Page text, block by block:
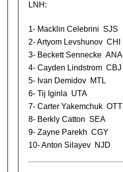
LNH:
1- Macklin Celebrini SJS
2-Artyom Levshunov CHI
3- Beckett Sennecke ANA
4- Cayden Lindstrom CBJ
5- Ivan Demidov MTL
6- Tij Iginla UTA
7- Carter Yakemchuk OTT
8- Berkly Catton SEA
9- Zayne Parekh CGY
10-Anton Silayev NJD